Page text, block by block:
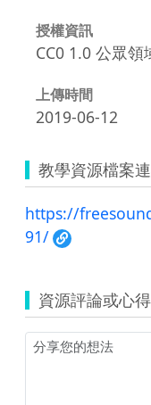
授權資訊
CC0 1.0 公眾
上傳時間
2019-06-12
教學資源檔案
https://
91/
資源評論或心